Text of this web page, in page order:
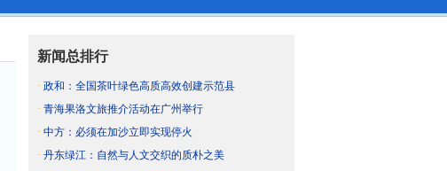
新闻总排行
· 政和：全国茶叶绿色高质高效创建示范县
· 青海果洛文旅推介活动在广州举行
· 中方：必须在加沙立即实现停火
· 丹东绿江：自然与人文交织的质朴之美